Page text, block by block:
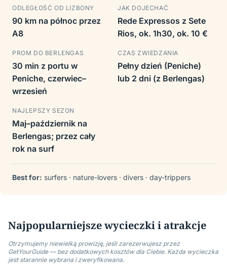
ODLEGŁOŚĆ OD LIZBONY
90 km na północ przez
A8
JAK DOJECHAĆ
Rede Expressos z Sete
Rios, ok. 1h30, ok. 10 €
PROM DO BERLENGAS
30 min z portu w
Peniche, czerwiec–
wrzesień
CZAS ZWIEDZANIA
Pełny dzień (Peniche)
lub 2 dni (z Berlengas)
NAJLEPSZY SEZON
Maj–październik na
Berlengas; przez cały
rok na surf
Best for: surfers · nature-lovers · divers · day-trippers
Najpopularniejsze wycieczki i atrakcje
Otrzymujemy niewielką prowizję, jeśli zarezerwujesz przez
GetYourGuide — bez dodatkowych kosztów dla Ciebie. Każda wycieczka
jest starannie wybrana i zweryfikowana.